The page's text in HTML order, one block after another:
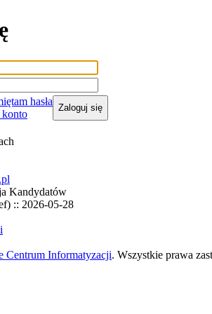
hasła
Zaloguj się
Kandydatów
:: 2026-05-28
Centrum Informatyzacji. Wszystkie prawa